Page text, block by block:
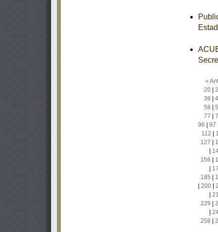
«
20|
39
58
77
96
97
112
127
156
185
200|
229
258